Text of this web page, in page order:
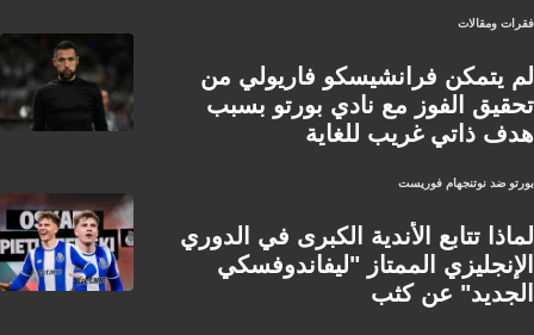
فقرات ومقالات
لم يتمكن فرانشيسكو فاريولي من
تحقيق الفوز مع نادي بورتو بسبب
هدف ذاتي غريب للغاية
بورتو ضد نوتنجهام فوريست
لماذا تتابع الأندية الكبرى في الدوري
الإنجليزي الممتاز "ليفاندوفسكي
الجديد" عن كثب